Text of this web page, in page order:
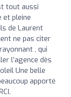
tout aussi
et pleine
de Laurent
ne pas citer
, qui
l’agence dès
Une belle
apporté